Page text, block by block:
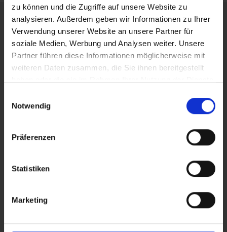
zu können und die Zugriffe auf unsere Website zu
analysieren. Außerdem geben wir Informationen zu Ihrer
Verwendung unserer Website an unsere Partner für
soziale Medien, Werbung und Analysen weiter. Unsere
Partner führen diese Informationen möglicherweise mit
weiteren Daten zusammen, die Sie ihnen bereitgestellt
Notwendig
Präferenzen
Statistiken
Marketing
Wir informieren Sie
automatisch über passende
neue Angebote
Ich habe dieDatenschutzerklärungzur Kenntnis genommen. Ich stimme